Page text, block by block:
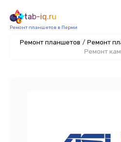
tab-iq.ru
Ремонт планшетов в Перми
Ремонт планшетов / Ремонт
Ремонт